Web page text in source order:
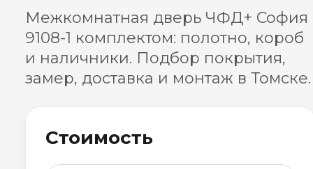
Межкомнатная дверь ЧФД+ София
9108-1 комплектом: полотно, короб
и наличники. Подбор покрытия,
замер, доставка и монтаж в Томске.
Стоимость